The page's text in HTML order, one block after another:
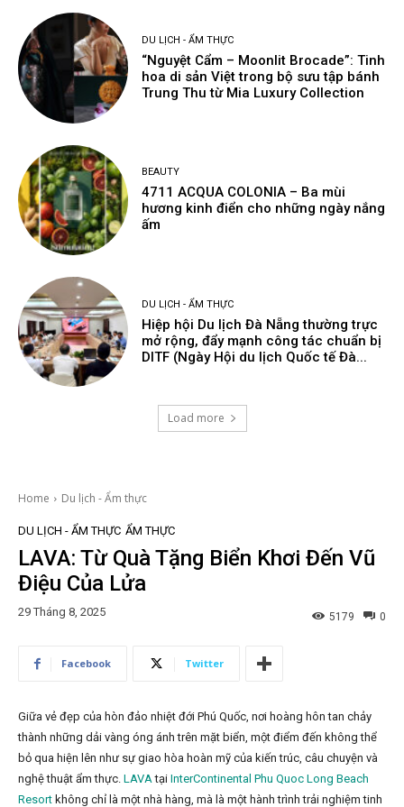
DU LỊCH - ẨM THỰC
“Nguyệt Cẩm – Moonlit Brocade”: Tinh
hoa di sản Việt trong bộ sưu tập bánh
Trung Thu từ Mia Luxury Collection
BEAUTY
4711 ACQUA COLONIA – Ba mùi
hương kinh điển cho những ngày nắng
ấm
DU LỊCH - ẨM THỰC
Hiệp hội Du lịch Đà Nẵng thường trực
mở rộng, đẩy mạnh công tác chuẩn bị
DITF (Ngày Hội du lịch Quốc tế Đà...
Load more